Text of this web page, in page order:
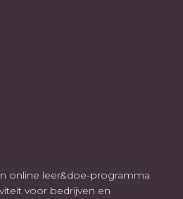
online leer&doe-programma
voor bedrijven en